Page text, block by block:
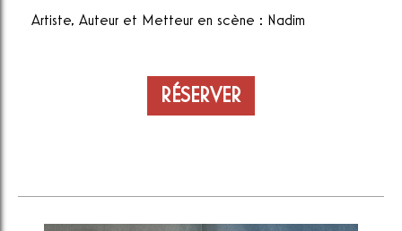
Artiste, Auteur et Metteur en scène : Nadim
RÉSERVER